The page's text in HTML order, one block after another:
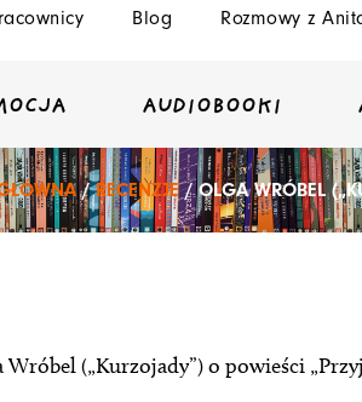
Blog Rozmowy z
AUDIOBOOKI
/RECENZJE/ OLGA WRÓBEL
Wróbel („Kurzojady”) o powieści